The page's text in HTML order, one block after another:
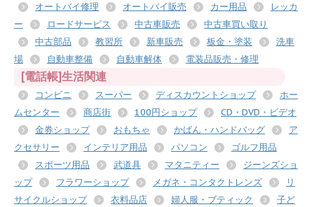
オートバイ修理 オートバイ販売 カー用品
レッカ
ー
ロードサービス 中古車販売
中古車買い取り
中古部品
教習所 新車販売 板金・塗装
洗車
場
自動車整備 自動車解体 電装品販売・修理
[電話帳]生活関連
コンビニ スーパー ディスカウントショップ
ホー
ムセンター
商店街 100円ショップ
CD・DVD・ビデオ
金券ショップ
おもちゃ かばん・ハンドバッグ
ア
クセサリー
インテリア用品 パソコン
ゴルフ用品
スポーツ用品
武道具 マタニティー
ジーンズショ
ップ
フラワーショップ メガネ・コンタクトレンズ
リ
サイクルショップ
衣料品店 婦人服・ブティック
子ど